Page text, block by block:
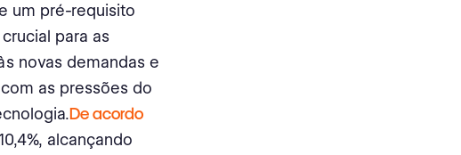
um pré-requisito
para as
novas demandas e
as pressões do
De acordo
alcançando